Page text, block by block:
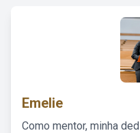
Emelie
Como mentor, minha